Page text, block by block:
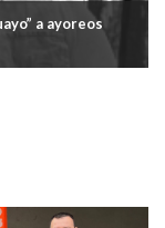
a ayoreos